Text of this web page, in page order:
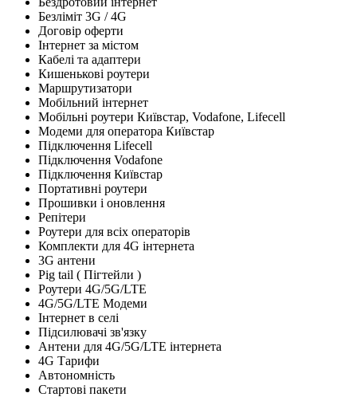
Безліміт 3G / 4G
Договір оферти
Інтернет за містом
Кабелі та адаптери
Кишенькові роутери
Маршрутизатори
Мобільний інтернет
Мобільні роутери Київстар, Vodafone, Lifecell
Модеми для оператора Київстар
Підключення Lifecell
Підключення Vodafone
Підключення Київстар
Портативні роутери
Прошивки і оновлення
Репітери
Роутери для всіх операторів
Комплекти для 4G інтернета
3G антени
Pig tail ( Пігтейли )
Роутери 4G/5G/LTE
4G/5G/LTE Модеми
Інтернет в селі
Підсилювачі зв'язку
Антени для 4G/5G/LTE інтернета
4G Тарифи
Автономність
Стартові пакети